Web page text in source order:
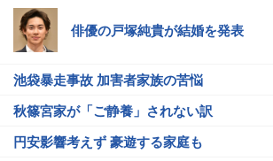
俳優の戸塚純貴が結婚を発表
池袋暴走事故 加害者家族の苦悩
秋篠宮家が「ご静養」されない訳
円安影響考えず 豪遊する家庭も